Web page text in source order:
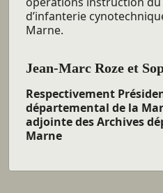
d’infanterie
Marne.
Jean-Marc Roze et
Respectivement
départemental de la
adjointe des Archives
Marne